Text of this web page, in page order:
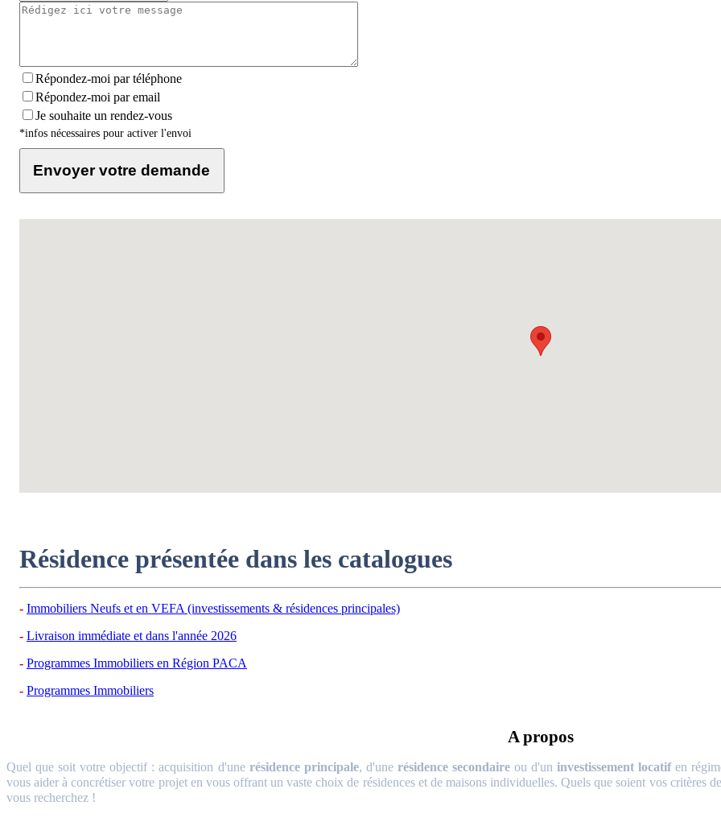
Répondez-moi par téléphone
Répondez-moi par email
Je souhaite un rendez-vous
*infos nécessaires pour activer l'envoi
Envoyer votre demande
Résidence présentée dans les catalogues
Immobiliers Neufs et en VEFA (investissements & résidences principales)
Livraison immédiate et dans l'année 2026
Programmes Immobiliers en Région PACA
Programmes Immobiliers
A propos
Quel que soit votre objectif : acquisition d'une résidence principale, d'une résidence secondaireou d'uninvestissement locatifen
vous aider à concrétiser votre projet en vous offrant un vaste choix de résidences et de maisons individuelles. Quels que soient vos critères
vous recherchez !